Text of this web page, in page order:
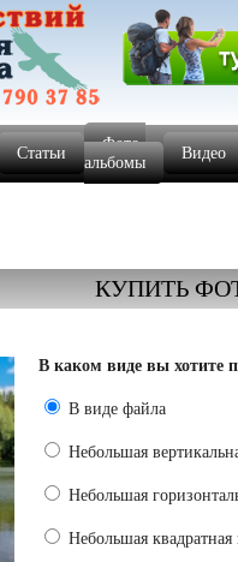
Статьи
Фото-
альбомы
Видео
КУПИТЬ
В каком виде вы хотите
В виде файла
Небольшая
Небольшая
Небольшая квадратная